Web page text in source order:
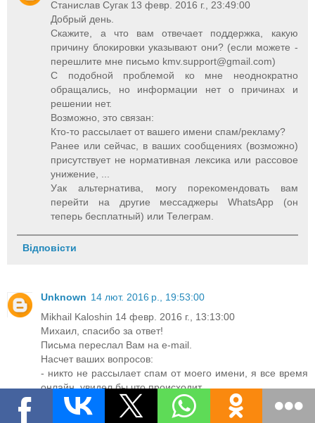
Станислав Сугак 13 февр. 2016 г., 23:49:00
Добрый день.
Скажите, а что вам отвечает поддержка, какую
причину блокировки указывают они? (если можете -
перешлите мне письмо kmv.support@gmail.com)
С подобной проблемой ко мне неоднократно
обращались, но информации нет о причинах и
решении нет.
Возможно, это связан:
Кто-то рассылает от вашего имени спам/рекламу?
Ранее или сейчас, в ваших сообщениях (возможно)
присутствует не нормативная лексика или рассовое
унижение, ...
Уак альтернатива, могу порекомендовать вам
перейти на другие мессаджеры WhatsApp (он
теперь бесплатный) или Телеграм.
Відповісти
Unknown 14 лют. 2016 р., 19:53:00
Mikhail Kaloshin 14 февр. 2016 г., 13:13:00
Михаил, спасибо за ответ!
Письма переслал Вам на e-mail.
Насчет ваших вопросов:
- никто не рассылает спам от моего имени, я все время
онлайн, увидел бы что происходит
- ненормативная лексика...хм...да,вы знаете, было пару
слов, между прочим, по-русски. Viber заточен под